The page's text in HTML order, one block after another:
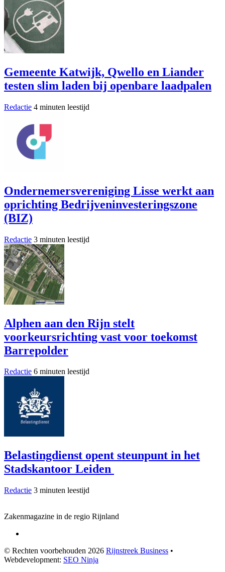
Gemeente Katwijk, Qwello en Liander
testen slim laden bij openbare laadpalen
Redactie 4 minuten leestijd
Ondernemersvereniging Lisse werkt aan
oprichting Bedrijveninvesteringszone
(BIZ)
Redactie 3 minuten leestijd
Alphen aan den Rijn stelt
voorkeursrichting vast voor toekomst
Barrepolder
Redactie 6 minuten leestijd
Belastingdienst opent steunpunt in het
Stadskantoor Leiden
Redactie 3 minuten leestijd
Zakenmagazine in de regio Rijnland
© Rechten voorbehouden 2026 Rijnstreek Business •
Webdevelopment: SEO Ninja